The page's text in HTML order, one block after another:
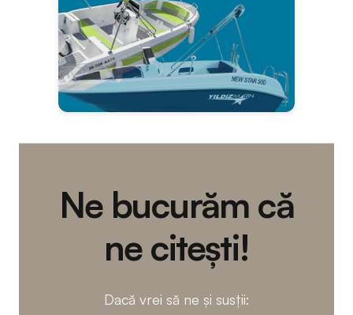
Ne bucurăm că
ne citești!
Dacă vrei să ne și susții: